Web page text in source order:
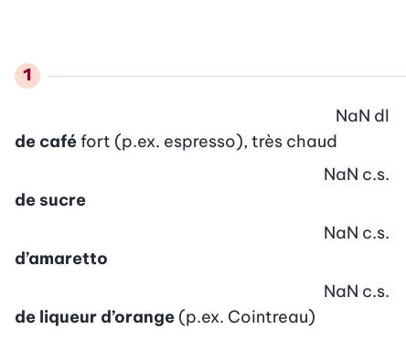
de caféfort (p.ex. espresso), très chaud
NaN dl
de sucre
NaN c.s.
d’amaretto
NaN c.s.
de liqueur d’orange (p.ex. Cointreau)
NaN c.s.